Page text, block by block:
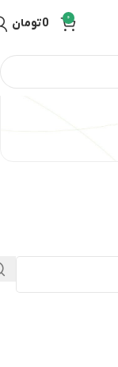
0
0تومان